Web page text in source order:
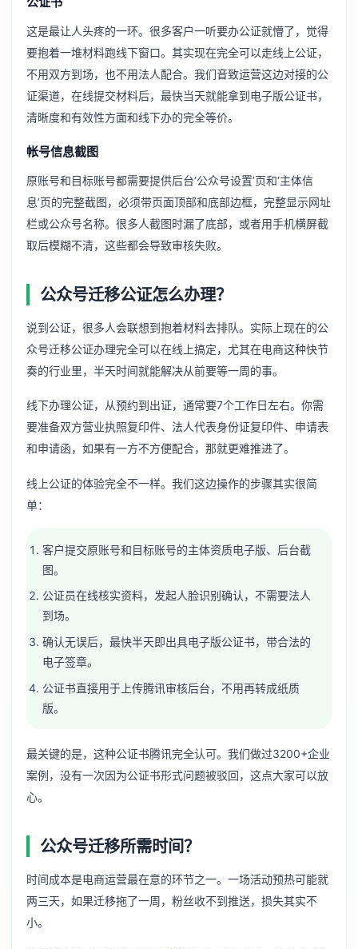
这是最让人头疼的一环。很多客户一听要办公证就懵了，觉得
要抱着一堆材料跑线下窗口。其实现在完全可以走线上公证，
不用双方到场，也不用法人配合。我们音致运营这边对接的公
证渠道，在线提交材料后，最快当天就能拿到电子版公证书，
清晰度和有效性方面和线下办的完全等价。
帐号信息截图
原账号和目标账号都需要提供后台‘公众号设置’页和‘主体信
息’页的完整截图，必须带页面顶部和底部边框，完整显示网址
栏或公众号名称。很多人截图时漏了底部，或者用手机横屏截
取后模糊不清，这些都会导致审核失败。
公众号迁移公证怎么办理？
说到公证，很多人会联想到抱着材料去排队。实际上现在的公
众号迁移公证办理完全可以在线上搞定，尤其在电商这种快节
奏的行业里，半天时间就能解决从前要等一周的事。
线下办理公证，从预约到出证，通常要7个工作日左右。你需
要准备双方营业执照复印件、法人代表身份证复印件、申请表
和申请函，如果有一方不方便配合，那就更难推进了。
线上公证的体验完全不一样。我们这边操作的步骤其实很简
单：
客户提交原账号和目标账号的主体资质电子版、后台截
图。
公证员在线核实资料，发起人脸识别确认，不需要法人
到场。
确认无误后，最快半天即出具电子版公证书，带合法的
电子签章。
公证书直接用于上传腾讯审核后台，不用再转成纸质
版。
最关键的是，这种公证书腾讯完全认可。我们做过3200+企业
案例，没有一次因为公证书形式问题被驳回，这点大家可以放
心。
公众号迁移所需时间？
时间成本是电商运营最在意的环节之一。一场活动预热可能就
两三天，如果迁移拖了一周，粉丝收不到推送，损失其实不
小。